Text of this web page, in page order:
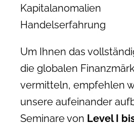
Kapitalanomalien
Handelserfahrung
Um Ihnen das
die globalen
vermitteln, empfehlen
unsere aufeinander
Seminare von Level I